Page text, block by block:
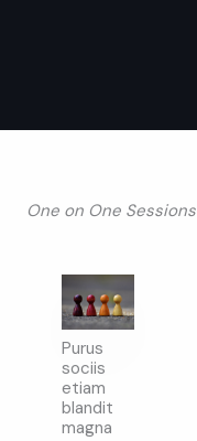
One on One Sessions
Purus
sociis
etiam
blandit
magna